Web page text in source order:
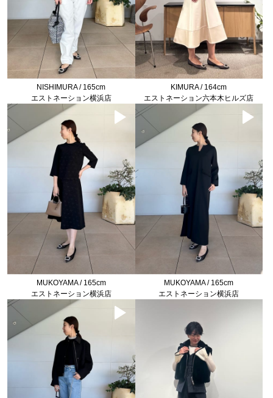
NISHIMURA / 165cm
エストネーション横浜店
KIMURA / 164cm
エストネーション六本木ヒルズ店
MUKOYAMA / 165cm
エストネーション横浜店
MUKOYAMA / 165cm
エストネーション横浜店